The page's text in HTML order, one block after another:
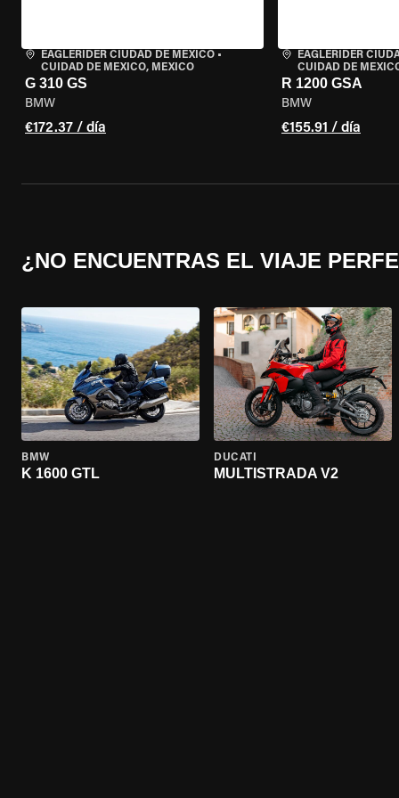
EAGLERIDER CIUDAD DE MÉXICO •
CUIDAD DE MEXICO, MEXICO
G 310 GS
BMW
€172.37 / día
EAGLERIDER
CUIDAD DE
R 1200 GSA
BMW
€155.91 / día
¿NO ENCUENTRAS EL VIAJE
BMW
K 1600 GTL
DUCATI
MULTISTRADA V2